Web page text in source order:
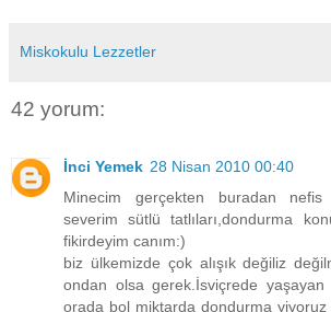
Miskokulu Lezzetler
42 yorum:
İnci Yemek 28 Nisan 2010 00:40
Minecim gerçekten buradan nefis
severim sütlü tatlıları,dondurma
fikirdeyim canım:)
biz ülkemizde çok alışık değiliz
ondan olsa gerek.İsviçrede yaşayan
orada bol miktarda dondurma yiyoruz